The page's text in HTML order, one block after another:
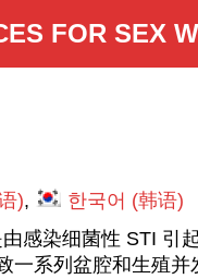
FOR SEX
) 한국어 (韩语)
感染细菌性 STI 引
一系列盆腔和生殖并